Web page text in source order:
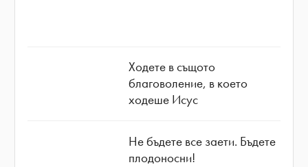
Ходете в същото
благоволение, в което
ходеше Исус
Не бъдете все заети. Бъдете
плодоносни!